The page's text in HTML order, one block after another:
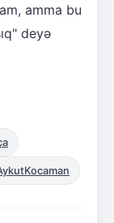
amma bu
deyə